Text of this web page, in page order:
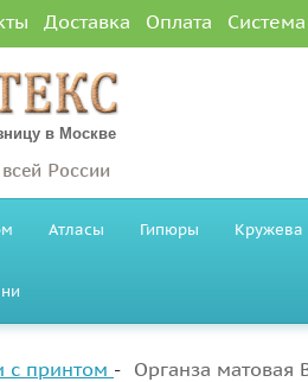
Доставка Оплата
в Москве
России
Атласы Гипюры Кружева
с принтом Органза